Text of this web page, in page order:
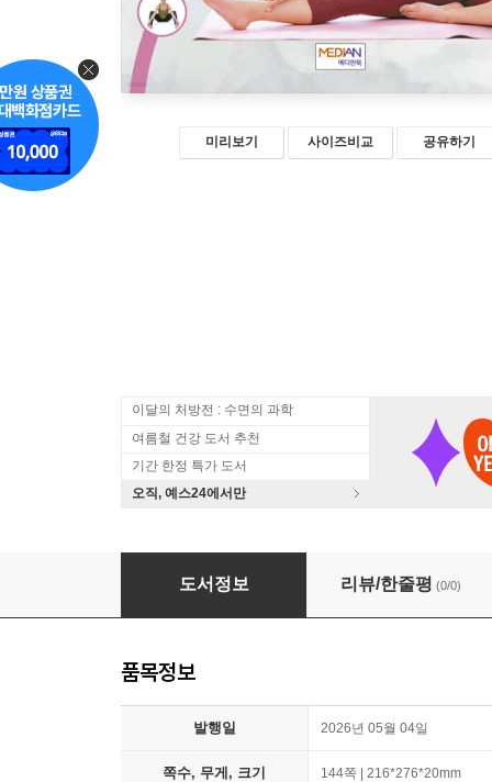
미리보기 사이즈비교 공유하기
이달의 처방전 : 수면의 과학
여름철 건강 도서 추천
기간 한정 특가 도서
오직, 예스24에서만
한눈에 보는 임산부를 위한 스트레칭 해부학
도서정보 리뷰/한줄평 (0/0)
품목정보
발행일 2026년 05월 04일
쪽수, 무게, 크기 144쪽 | 216*276*20mm